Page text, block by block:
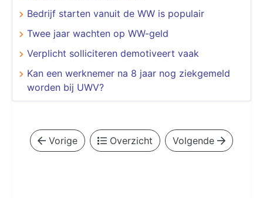
Bedrijf starten vanuit de WW is populair
Twee jaar wachten op WW-geld
Verplicht solliciteren demotiveert vaak
Kan een werknemer na 8 jaar nog ziekgemeld
worden bij UWV?
Vorige Overzicht Volgende